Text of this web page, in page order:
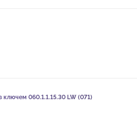
ключем 060.1.1.15.30 LW (071)